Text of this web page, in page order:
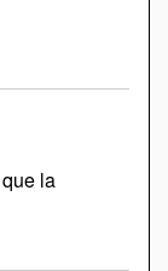
la